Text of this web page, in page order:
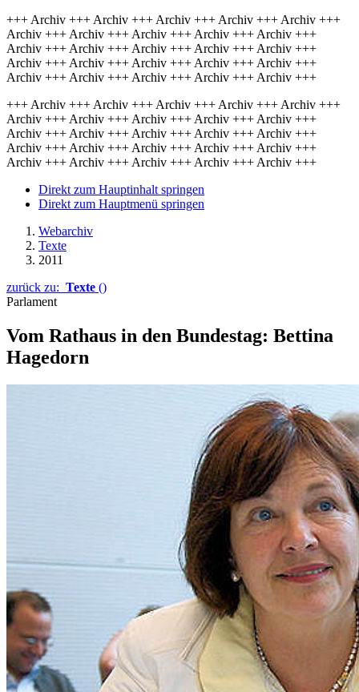
+++ Archiv +++ Archiv +++ Archiv +++ Archiv +++ Archiv +++
Archiv +++ Archiv +++ Archiv +++ Archiv +++ Archiv +++
Archiv +++ Archiv +++ Archiv +++ Archiv +++ Archiv +++
Archiv +++ Archiv +++ Archiv +++ Archiv +++ Archiv +++
Archiv +++ Archiv +++ Archiv +++ Archiv +++ Archiv +++
+++ Archiv +++ Archiv +++ Archiv +++ Archiv +++ Archiv +++
Archiv +++ Archiv +++ Archiv +++ Archiv +++ Archiv +++
Archiv +++ Archiv +++ Archiv +++ Archiv +++ Archiv +++
Archiv +++ Archiv +++ Archiv +++ Archiv +++ Archiv +++
Archiv +++ Archiv +++ Archiv +++ Archiv +++ Archiv +++
Direkt zum Hauptinhalt springen
Direkt zum Hauptmenü springen
Webarchiv
Texte
2011
zurück zu: Texte ()
Parlament
Vom Rathaus in den Bundestag: Bettina
Hagedorn